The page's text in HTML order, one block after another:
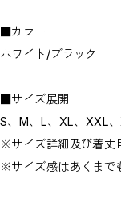
■カラー
ホワイト/ブラック
■サイズ展開
S、M、L、XL、XXL
※サイズ詳細及び着丈
※サイズ感はあくまで